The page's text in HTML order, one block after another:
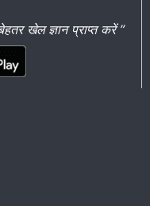
खेल ज्ञान प्राप्त करें ”